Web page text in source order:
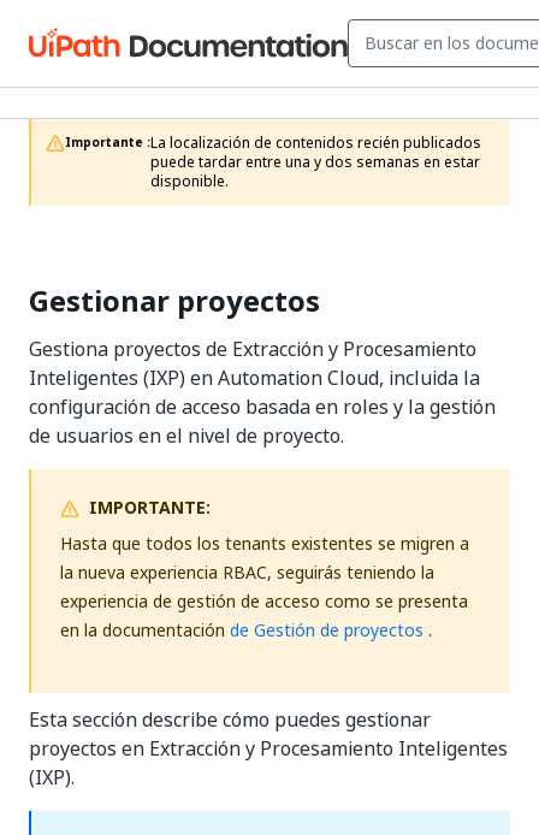
Importante :La localización de contenidos recién publicados
puede tardar entre una y dos semanas en estar
disponible.
Gestionar proyectos
Gestiona proyectos de Extracción y Procesamiento
Inteligentes (IXP) en Automation Cloud, incluida la
configuración de acceso basada en roles y la gestión
de usuarios en el nivel de proyecto.
IMPORTANTE:
Hasta que todos los tenants existentes se migren a
la nueva experiencia RBAC, seguirás teniendo la
experiencia de gestión de acceso como se presenta
en la documentación de Gestión de proyectos .
Esta sección describe cómo puedes gestionar
proyectos en Extracción y Procesamiento Inteligentes
(IXP).